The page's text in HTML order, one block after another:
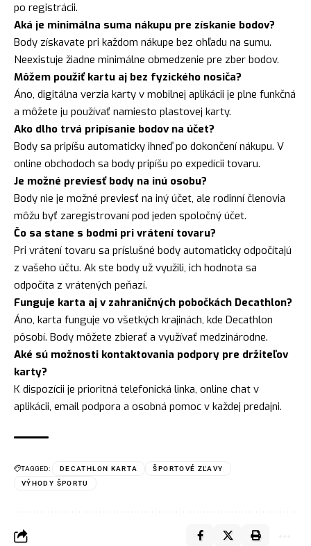
po registrácii.
Aká je minimálna suma nákupu pre získanie bodov?
Body získavate pri každom nákupe bez ohľadu na sumu.
Neexistuje žiadne minimálne obmedzenie pre zber bodov.
Môžem použiť kartu aj bez fyzického nosiča?
Áno, digitálna verzia karty v mobilnej aplikácii je plne funkčná
a môžete ju používať namiesto plastovej karty.
Ako dlho trvá pripísanie bodov na účet?
Body sa pripíšu automaticky ihneď po dokončení nákupu. V
online obchodoch sa body pripíšu po expedícii tovaru.
Je možné previesť body na inú osobu?
Body nie je možné previesť na iný účet, ale rodinní členovia
môžu byť zaregistrovaní pod jeden spoločný účet.
Čo sa stane s bodmi pri vrátení tovaru?
Pri vrátení tovaru sa príslušné body automaticky odpočítajú
z vašeho účtu. Ak ste body už využili, ich hodnota sa
odpočíta z vrátených peňazí.
Funguje karta aj v zahraničných pobočkách Decathlon?
Áno, karta funguje vo všetkých krajinách, kde Decathlon
pôsobí. Body môžete zbierať a využívať medzinárodne.
Aké sú možnosti kontaktovania podpory pre držiteľov
karty?
K dispozícii je prioritná telefonická linka, online chat v
aplikácii, email podpora a osobná pomoc v každej predajni.
TAGGED: DECATHLON KARTA
ŠPORTOVÉ ZĽAVY
VÝHODY ŠPORTU